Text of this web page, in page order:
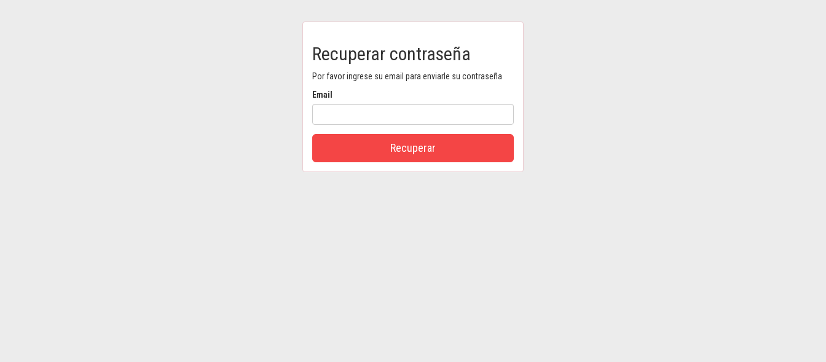
Recuperar contraseña
Por favor ingrese su email para enviarle su contraseña
Email